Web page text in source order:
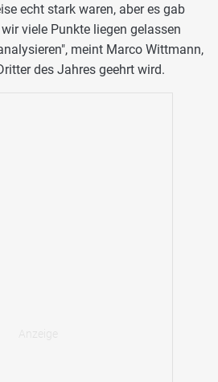
echt stark waren, aber es gab
viele Punkte liegen gelassen
meint Marco Wittmann,
des Jahres geehrt wird.